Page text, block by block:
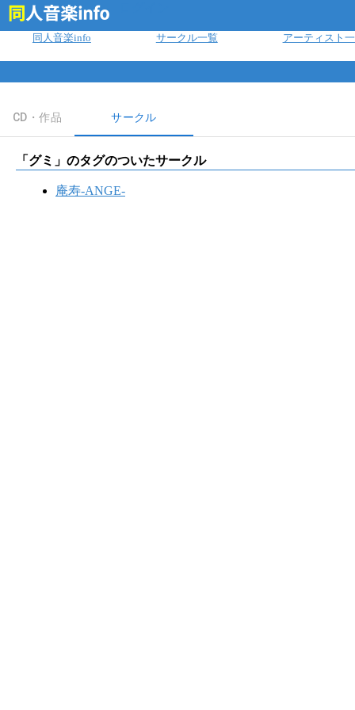
同人音楽info サークル一覧 アーティスト
CD・作品 サークル
「 グミ 」のタグのついたサークル
庵寿-ANGE-